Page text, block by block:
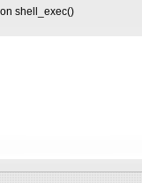
shell_exec()